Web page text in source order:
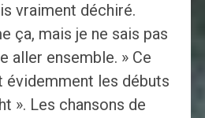
vraiment déchiré.
ça, mais je ne sais pas
aller ensemble. » Ce
évidemment les débuts
». Les chansons de